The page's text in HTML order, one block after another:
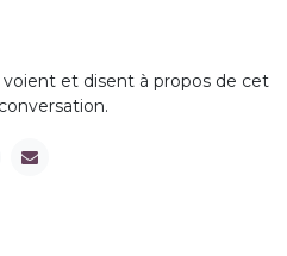
et disent à propos de cet